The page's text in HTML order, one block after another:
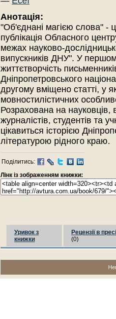
Анотація:
"Об'єднані магією слова" -
публікація Обласного
межах науково-
випускників ДНУ". У
життєтворчість
Дніпропетровського
другому вміщено статті, у
мовностилістичних
Розрахована на науковців,
журналістів, студентів та
цікавиться історією
літературою рідного краю.
Поділитись:
Лінк із зображенням книжки:
Уривок з
книжки
Рецензії в пресі
(0)